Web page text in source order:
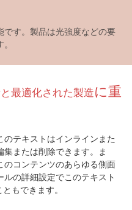
す。製品は光強度などの要
最適化された製造に重
テキストはインラインまた
または削除できます。ま
のコンテンツのあらゆる側面
の詳細設定でこのテキスト
もできます。